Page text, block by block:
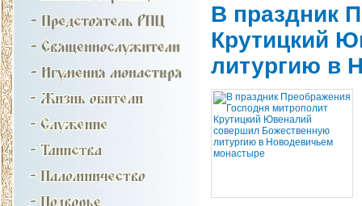
В праздник
Крутицкий
литургию в